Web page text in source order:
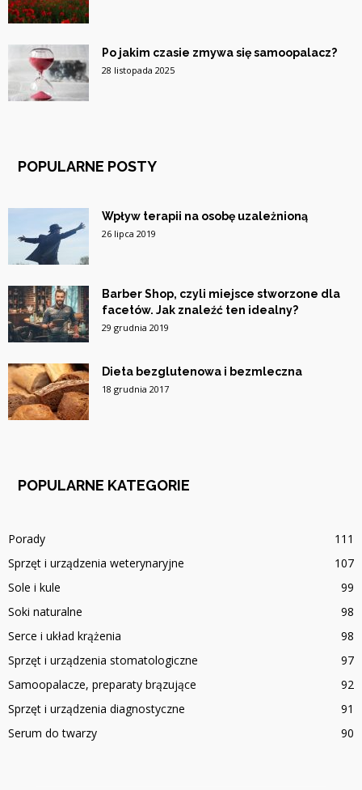
Po jakim czasie zmywa się samoopalacz?
28 listopada 2025
POPULARNE POSTY
Wpływ terapii na osobę uzależnioną
26 lipca 2019
Barber Shop, czyli miejsce stworzone dla
facetów. Jak znaleźć ten idealny?
29 grudnia 2019
Dieta bezglutenowa i bezmleczna
18 grudnia 2017
POPULARNE KATEGORIE
Porady
111
Sprzęt i urządzenia weterynaryjne
107
Sole i kule
99
Soki naturalne
98
Serce i układ krążenia
98
Sprzęt i urządzenia stomatologiczne
97
Samoopalacze, preparaty brązujące
92
Sprzęt i urządzenia diagnostyczne
91
Serum do twarzy
90